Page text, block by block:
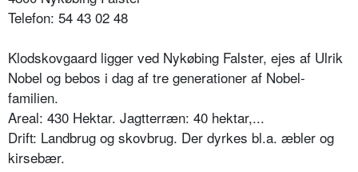
Telefon: 54 43 02 48
Klodskovgaard ligger ved Nykøbing Falster, ejes af Ulrik
Nobel og bebos i dag af tre generationer af Nobel-
familien.
Areal: 430 Hektar. Jagtterræn: 40 hektar,...
Drift: Landbrug og skovbrug. Der dyrkes bl.a. æbler og
kirsebær.